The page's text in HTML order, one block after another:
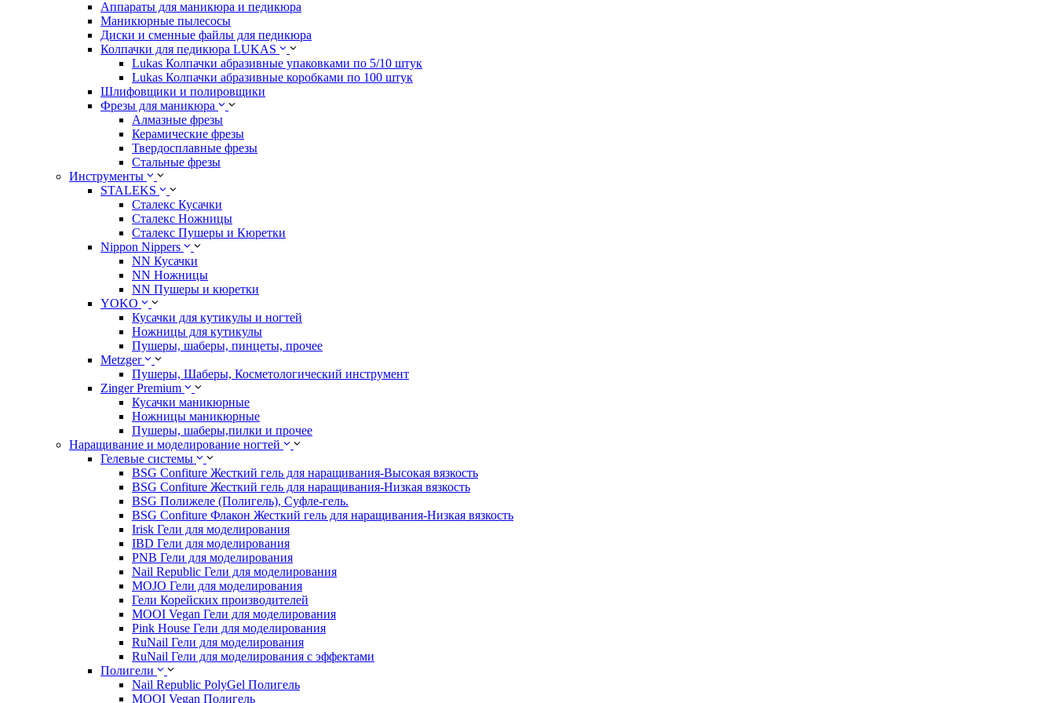
Аппараты для маникюра и педикюра
Маникюрные пылесосы
Диски и сменные файлы для педикюра
Колпачки для педикюра LUKAS
Lukas Колпачки абразивные упаковками по 5/10 штук
Lukas Колпачки абразивные коробками по 100 штук
Шлифовщики и полировщики
Фрезы для маникюра
Алмазные фрезы
Керамические фрезы
Твердосплавные фрезы
Стальные фрезы
Инструменты
STALEKS
Сталекс Кусачки
Сталекс Ножницы
Сталекс Пушеры и Кюретки
Nippon Nippers
NN Кусачки
NN Ножницы
NN Пушеры и кюретки
YOKO
Кусачки для кутикулы и ногтей
Ножницы для кутикулы
Пушеры, шаберы, пинцеты, прочее
Metzger
Пушеры, Шаберы, Косметологический инструмент
Zinger Premium
Кусачки маникюрные
Ножницы маникюрные
Пушеры, шаберы,пилки и прочее
Наращивание и моделирование ногтей
Гелевые системы
BSG Confiture Жесткий гель для наращивания-Высокая вязкость
BSG Confiture Жесткий гель для наращивания-Низкая вязкость
BSG Полижеле (Полигель), Суфле-гель.
BSG Confiture Флакон Жесткий гель для наращивания-Низкая вязкость
Irisk Гели для моделирования
IBD Гели для моделирования
PNB Гели для моделирования
Nail Republic Гели для моделирования
MOJO Гели для моделирования
Гели Корейских производителей
MOOI Vegan Гели для моделирования
Pink House Гели для моделирования
RuNail Гели для моделирования
RuNail Гели для моделирования с эффектами
Полигели
Nail Republic PolyGel Полигель
MOOI Vegan Полигель